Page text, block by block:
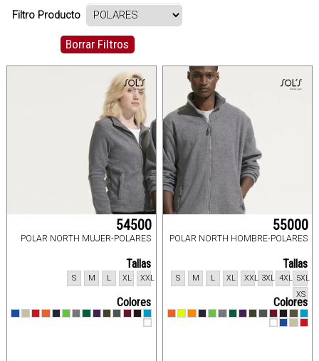
Filtro Producto
Borrar Filtros
54500
POLAR NORTH MUJER-POLARES
Tallas
XXL
XL
L
M
S
Colores
55000
POLAR NORTH HOMBRE-POLARES
Tallas
5XL
4XL
3XL
XXL
XL
L
M
S
XS
Colores